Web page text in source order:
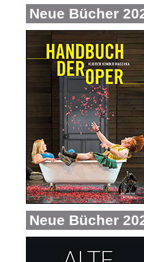
Neue Bücher
Neue Bücher